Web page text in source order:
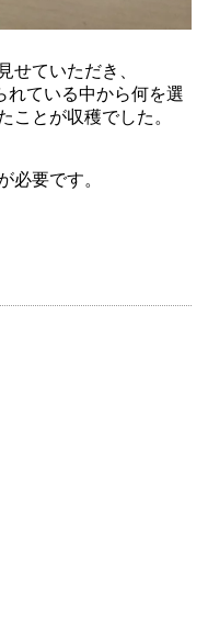
せていただき、
れている中から何を選
ことが収穫でした。
必要です。